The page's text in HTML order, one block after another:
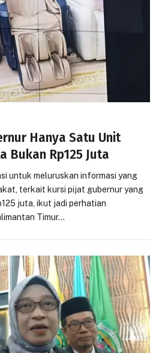
Hanya Satu Unit
Bukan Rp125 Juta
untuk meluruskan informasi yang
terkait kursi pijat gubernur yang
juta, ikut jadi perhatian
Timur…